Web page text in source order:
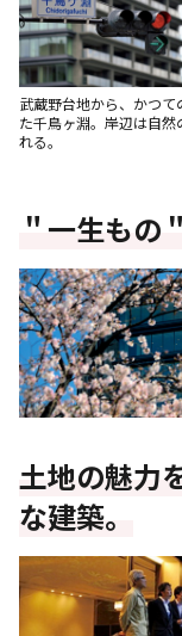
武蔵野台地から、かつ
た千鳥ヶ淵。岸辺は自
れる。
＂一生もの
土地の魅力
な建築。